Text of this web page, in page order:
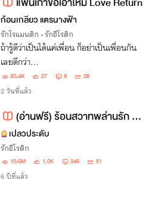
ก้อนเกลียว แตรนางฟ้า
รักโรแมนติก • รักอีโรติก
ถ้ารู้ดีว่าเป็นได้แค่เพื่อน ก็อย่าเป็นเพื่อนกัน
เลยดีกว่า...
30.4K 27 8 28
2 วันที่แล้ว
(อ่านฟรี) ร้อนสวาทพล่านรัก Bodyguard NC25++
เปลวประดับ
รักอีโรติก
10.6M 1.0K 346 51
6 ปีที่แล้ว